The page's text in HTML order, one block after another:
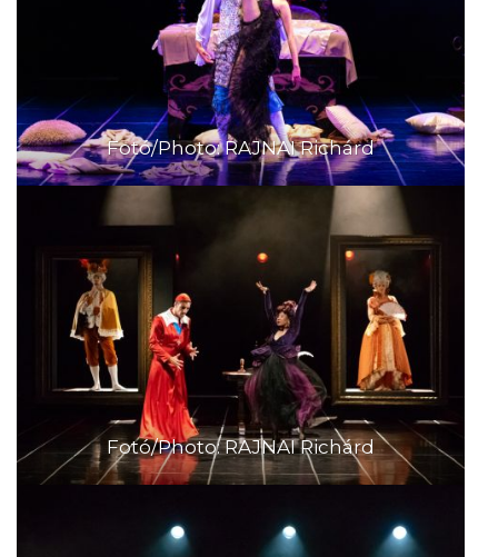
Fotó/Photo: RAJNAI Richárd
Fotó/Photo: RAJNAI Richárd